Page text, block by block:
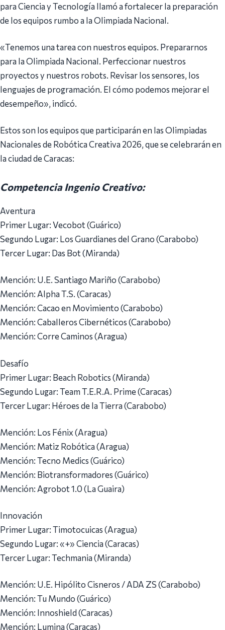
para Ciencia y Tecnología llamó a fortalecer la preparación
de los equipos rumbo a la Olimpiada Nacional.
«Tenemos una tarea con nuestros equipos. Prepararnos
para la Olimpiada Nacional. Perfeccionar nuestros
proyectos y nuestros robots. Revisar los sensores, los
lenguajes de programación. El cómo podemos mejorar el
desempeño», indicó.
Estos son los equipos que participarán en las Olimpiadas
Nacionales de Robótica Creativa 2026, que se celebrarán en
la ciudad de Caracas:
Competencia Ingenio Creativo:
Aventura
Primer Lugar: Vecobot (Guárico)
Segundo Lugar: Los Guardianes del Grano (Carabobo)
Tercer Lugar: Das Bot (Miranda)
Mención: U.E. Santiago Mariño (Carabobo)
Mención: Alpha T.S. (Caracas)
Mención: Cacao en Movimiento (Carabobo)
Mención: Caballeros Cibernéticos (Carabobo)
Mención: Corre Caminos (Aragua)
Desafío
Primer Lugar: Beach Robotics (Miranda)
Segundo Lugar: Team T.E.R.A. Prime (Caracas)
Tercer Lugar: Héroes de la Tierra (Carabobo)
Mención: Los Fénix (Aragua)
Mención: Matiz Robótica (Aragua)
Mención: Tecno Medics (Guárico)
Mención: Biotransformadores (Guárico)
Mención: Agrobot 1.0 (La Guaira)
Innovación
Primer Lugar: Timotocuicas (Aragua)
Segundo Lugar: «+» Ciencia (Caracas)
Tercer Lugar: Techmania (Miranda)
Mención: U.E. Hipólito Cisneros / ADA ZS (Carabobo)
Mención: Tu Mundo (Guárico)
Mención: Innoshield (Caracas)
Mención: Lumina (Caracas)